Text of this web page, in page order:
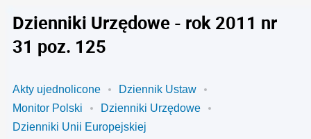
Dzienniki Urzędowe - rok 2011 nr
31 poz. 125
Akty ujednolicone
Dziennik Ustaw
Monitor Polski
Dzienniki Urzędowe
Dzienniki Unii Europejskiej